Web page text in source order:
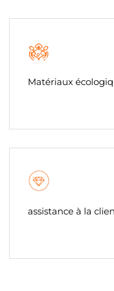
Matériaux
assistance à la